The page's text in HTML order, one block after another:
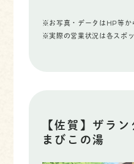
※お写真・データはHP等か
※実際の営業状況は各スポ
【佐賀】ザラ
まびこの湯